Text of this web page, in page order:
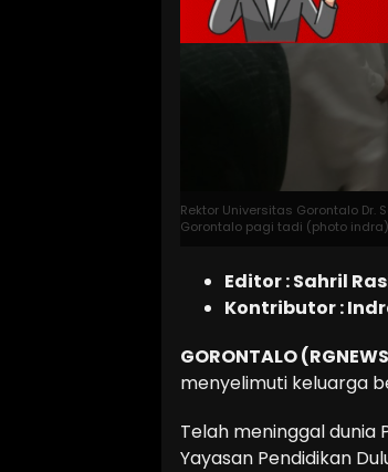
Rektor Universitas Gorontalo Dr.
Gorontalo pagi tadi (photo indra)
Editor : Sahril
Kontributor :
GORONTALO
menyelimuti keluarga
Telah meninggal dunia
Yayasan Pendidikan